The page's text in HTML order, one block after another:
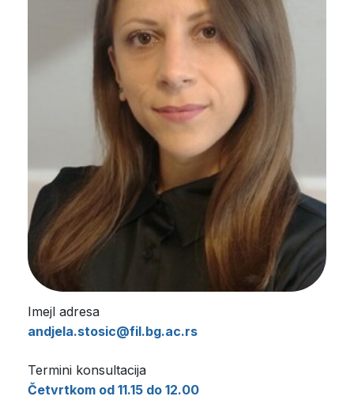
Imejl adresa
andjela.stosic@fil.bg.ac.rs
Termini konsultacija
Četvrtkom od 11.15 do 12.00